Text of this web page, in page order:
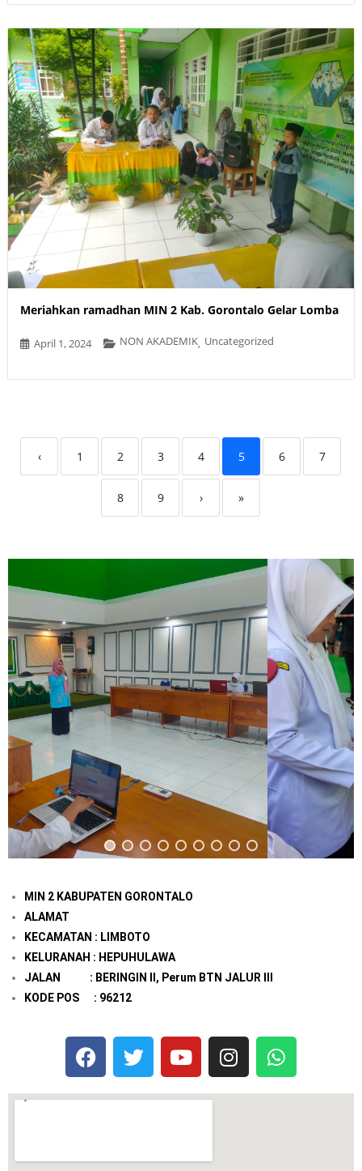
Meriahkan ramadhan MIN 2 Kab. Gorontalo Gelar Lomba
April 1, 2024 NON AKADEMIK, Uncategorized
‹ 1 2 3 4 5 6 7
8 9 › »
MIN 2 KABUPATEN GORONTALO
ALAMAT
KECAMATAN : LIMBOTO
KELURANAH : HEPUHULAWA
JALAN : BERINGIN II, Perum BTN JALUR III
KODE POS : 96212